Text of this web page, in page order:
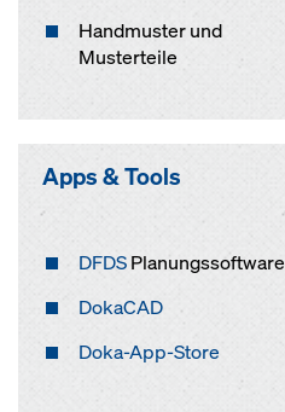
Handmuster und
Musterteile
Apps & Tools
DFDSPlanungssoftware
DokaCAD
Doka-App-Store